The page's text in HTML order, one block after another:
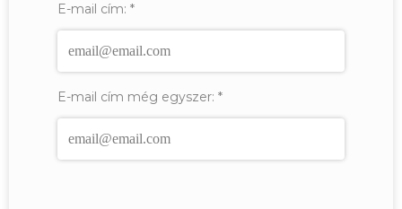
E-mail cím: *
E-mail cím még egyszer: *